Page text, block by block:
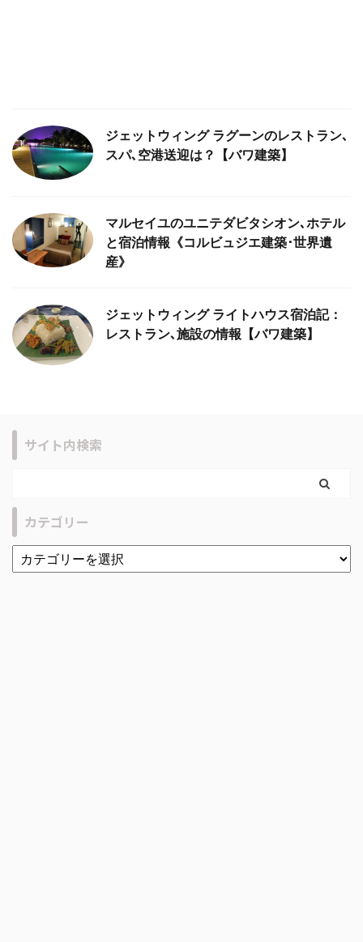
ジェットウィング ラグーンのレストラン､
スパ､空港送迎は？【バワ建築】
マルセイユのユニテダビタシオン､ホテル
と宿泊情報《コルビュジエ建築･世界遺
産》
ジェットウィング ライトハウス宿泊記：
レストラン､施設の情報【バワ建築】
サイト内検索
カテゴリー